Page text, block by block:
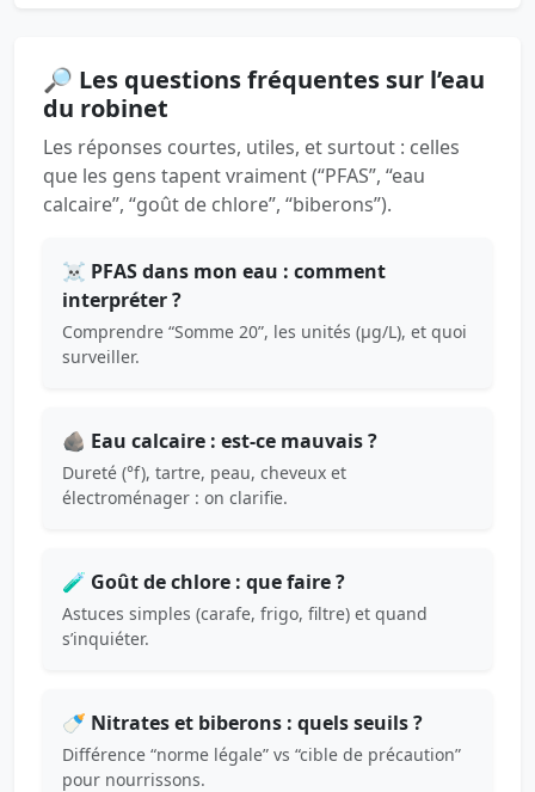
🔎 Les questions fréquentes sur l’eau
du robinet
Les réponses courtes, utiles, et surtout : celles
que les gens tapent vraiment (“PFAS”, “eau
calcaire”, “goût de chlore”, “biberons”).
☠️ PFAS dans mon eau : comment
interpréter ?
Comprendre “Somme 20”, les unités (µg/L), et quoi
surveiller.
🪨 Eau calcaire : est-ce mauvais ?
Dureté (°f), tartre, peau, cheveux et
électroménager : on clarifie.
🧪 Goût de chlore : que faire ?
Astuces simples (carafe, frigo, filtre) et quand
s’inquiéter.
🍼 Nitrates et biberons : quels seuils ?
Différence “norme légale” vs “cible de précaution”
pour nourrissons.